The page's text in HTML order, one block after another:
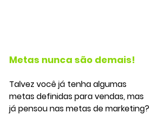
Metas nunca são demais!
Talvez você já tenha algumas
metas definidas para vendas, mas
já pensou nas metas de marketing?